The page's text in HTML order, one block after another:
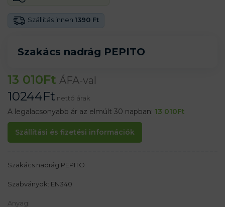
Szakács nadrág PEPITO
Szállítás innen 1390 Ft
13 010Ft ÁFA-val
10244Ft nettó árak
A legalacsonyabb ár az elmúlt 30 napban: 13 010Ft
Szállítási és fizetési információk
Szakács nadrág PEPITO
Szabványok: EN340
Anyag: